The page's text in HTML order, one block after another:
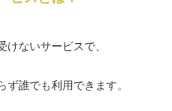
けないサービスで、
誰でも利用できます。